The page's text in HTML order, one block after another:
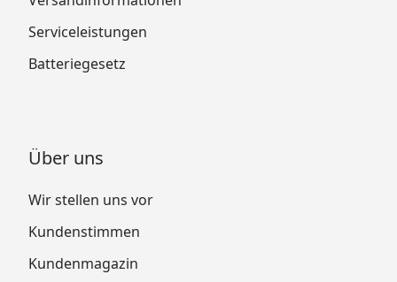
Serviceleistungen
Batteriegesetz
Über uns
Wir stellen uns vor
Kundenstimmen
Kundenmagazin